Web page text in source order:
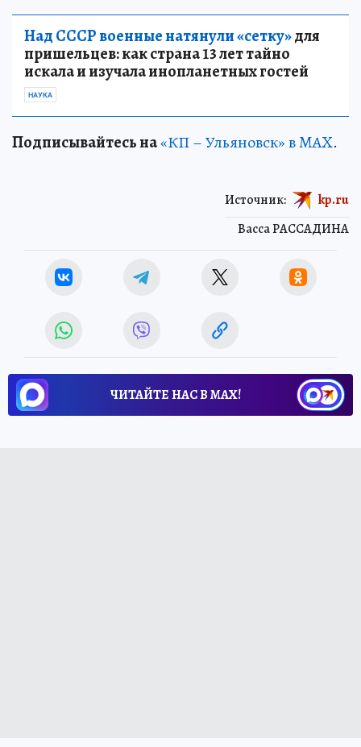
Над СССР военные натянули «сетку»для
пришельцев: как страна 13 лет тайно
искала и изучала инопланетных гостей
НАУКА
Подписывайтесь на«КП – Ульяновск» в MAX.
Васса РАССАДИНА
Источник: kp.ru
ЧИТАЙТЕ НАС В МАХ!